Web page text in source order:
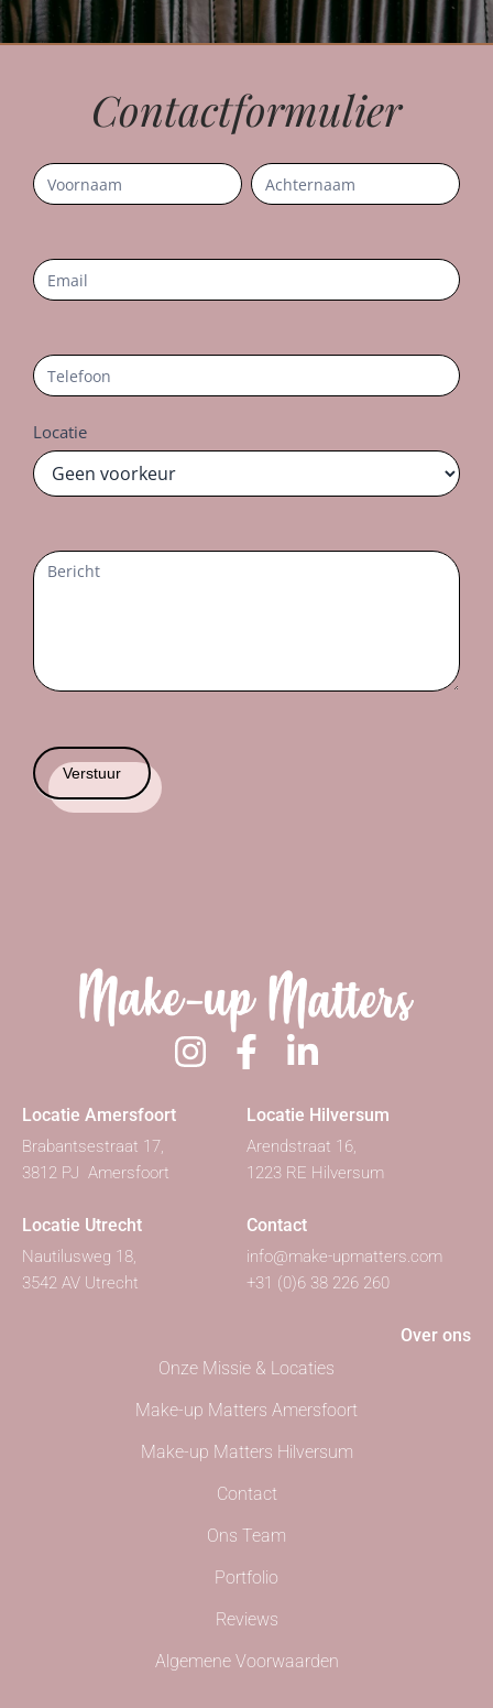
Contactformulier
Mobiel
Naam Naam
Locatie
Verstuur
Locatie Amersfoort
Brabantsestraat 17,
3812 PJ Amersfoort
Locatie Hilversum
Arendstraat 16,
1223 RE Hilversum
Locatie Utrecht
Nautilusweg 18,
3542 AV Utrecht
Contact
info@make-upmatters.com
+31 (0)6 38 226 260
Over ons
Onze Missie & Locaties
Make-up Matters Amersfoort
Make-up Matters Hilversum
Contact
Ons Team
Portfolio
Reviews
Algemene Voorwaarden